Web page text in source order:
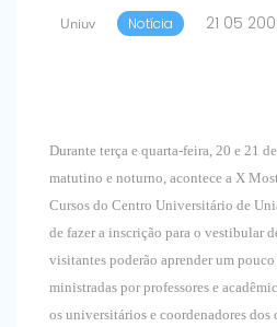
Uniuv Notícia 21 05
Durante terça e quarta-feira, 20 e 21
matutino e noturno, acontece a X
Cursos do Centro Universitário de
de fazer a inscrição para o vestibular
visitantes poderão aprender um
ministradas por professores e
os universitários e coordenadores dos